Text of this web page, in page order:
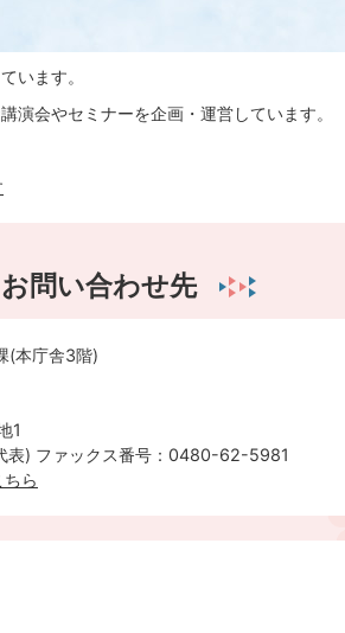
います。
演会やセミナーを企画・運営しています。
問い合わせ先
(本庁舎3階)
1
表) ファックス番号：0480-62-5981
ら